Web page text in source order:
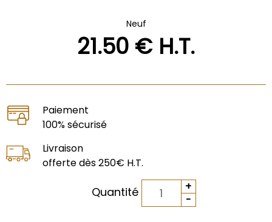
Neuf
21.50 € H.T.
Paiement
100% sécurisé
Livraison
offerte dès 250€ H.T.
Quantité